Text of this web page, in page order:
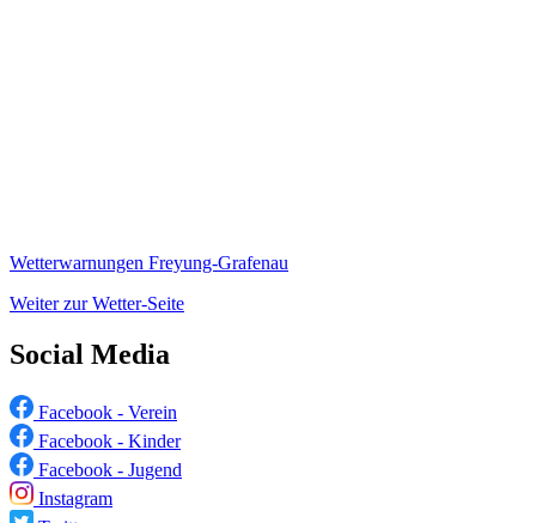
Wetterwarnungen Freyung-Grafenau
Weiter zur Wetter-Seite
Social Media
Facebook - Verein
Facebook - Kinder
Facebook - Jugend
Instagram